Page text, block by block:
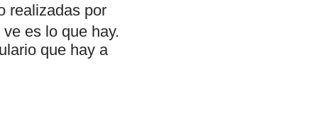
realizadas por
es lo que hay.
que hay a